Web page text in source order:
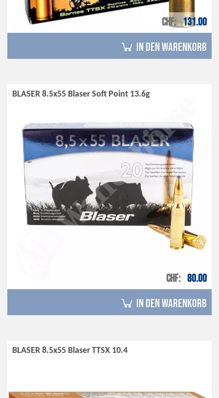
CHF 131.00
in den Warenkorb
BLASER 8.5x55 Blaser Soft Point 13.6g
CHF 80.00
in den Warenkorb
BLASER 8.5x55 Blaser TTSX 10.4